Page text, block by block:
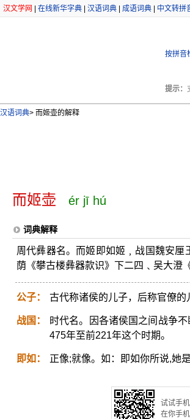
汉文学网 在线新华字典 汉语词典 成语词典 中文转拼
按拼音
提示：
汉语词典> 而姬壶的解释
而姬壶 ér jī hú
词典解释
周代彝器名。而姬即如姬﹐战国魏安厘
荫《攀古楼彝器款识》下二四﹑吴大澄
公子： 古代称诸侯的儿子，后称官僚
战国：
时代名。因各诸侯国之间战争
475年至前221年这个时期。
即如： 正像;就像。如：即如你所说,她
试试手
在你手